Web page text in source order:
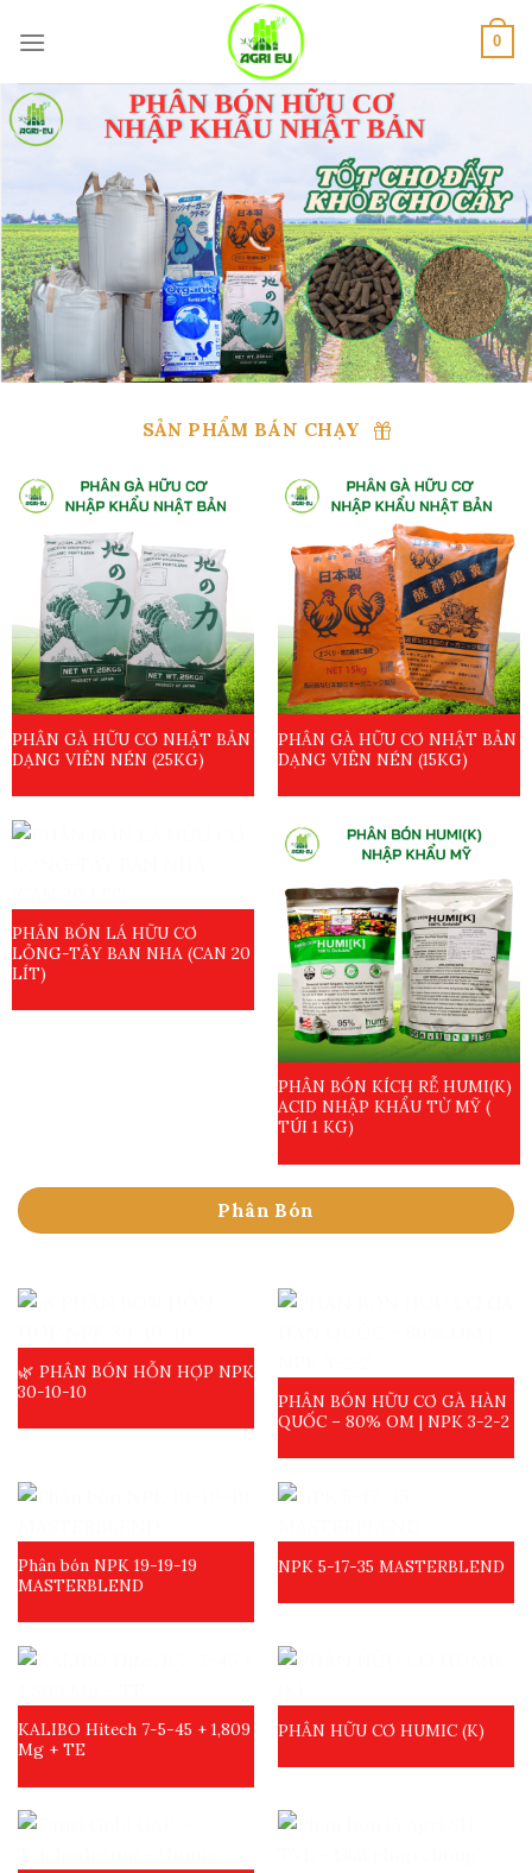
0
SẢN PHẨM BÁN CHẠY
PHÂN GÀ HỮU CƠ NHẬT BẢN
DẠNG VIÊN NÉN (25KG)
PHÂN GÀ HỮU CƠ NHẬT BẢN
DẠNG VIÊN NÉN (15KG)
PHÂN BÓN LÁ HỮU CƠ
LỎNG-TÂY BAN NHA (CAN 20
LÍT)
PHÂN BÓN KÍCH RỄ HUMI(K)
ACID NHẬP KHẨU TỪ MỸ (
TÚI 1 KG)
Phân Bón
🌿 PHÂN BÓN HỖN HỢP NPK
30-10-10
PHÂN BÓN HỮU CƠ GÀ HÀN
QUỐC – 80% OM | NPK 3-2-2
Phân bón NPK 19-19-19
MASTERBLEND
NPK 5-17-35 MASTERBLEND
KALIBO Hitech 7-5-45 + 1,809
Mg + TE
PHÂN HỮU CƠ HUMIC (K)